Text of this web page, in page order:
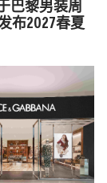
巴黎男装周
布2027春夏